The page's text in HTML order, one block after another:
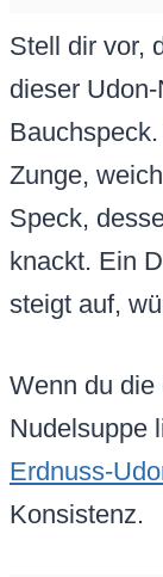
Stell dir vor,
dieser
Zunge,
Speck,
knackt. Ein
steigt auf,
Wenn du die
Nudelsuppe
Erdnuss-
Konsistenz.